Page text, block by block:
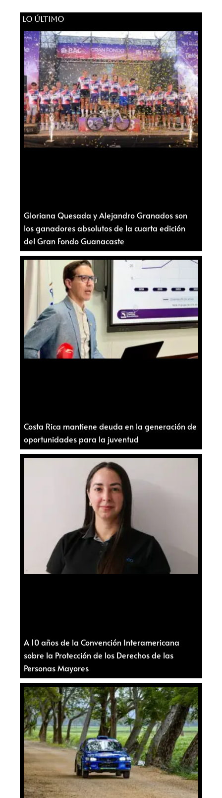
LO ÚLTIMO
Gloriana Quesada y Alejandro Granados son
los ganadores absolutos de la cuarta edición
del Gran Fondo Guanacaste
Costa Rica mantiene deuda en la generación de
oportunidades para la juventud
A 10 años de la Convención Interamericana
sobre la Protección de los Derechos de las
Personas Mayores